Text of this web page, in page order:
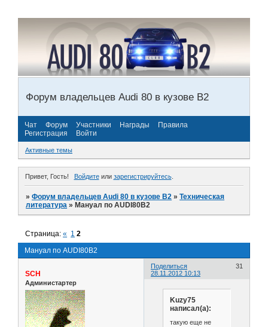
Форум владельцев Audi 80 в кузове В2
Чат Форум Участники Награды
Правила
Регистрация
Войти
Активные темы
Привет, Гость! Войдитеили зарегистрируйтесь.
»Форум владельцев Audi 80 в кузове В2 »Техническая
литература »Мануал по AUDI80B2
Мануал по AUDI80B2
Страница:« 1 2
Поделиться
31
28.11.2012 10:13
SCH
Администартер
Kuzy75
написал(а):
такую еще не